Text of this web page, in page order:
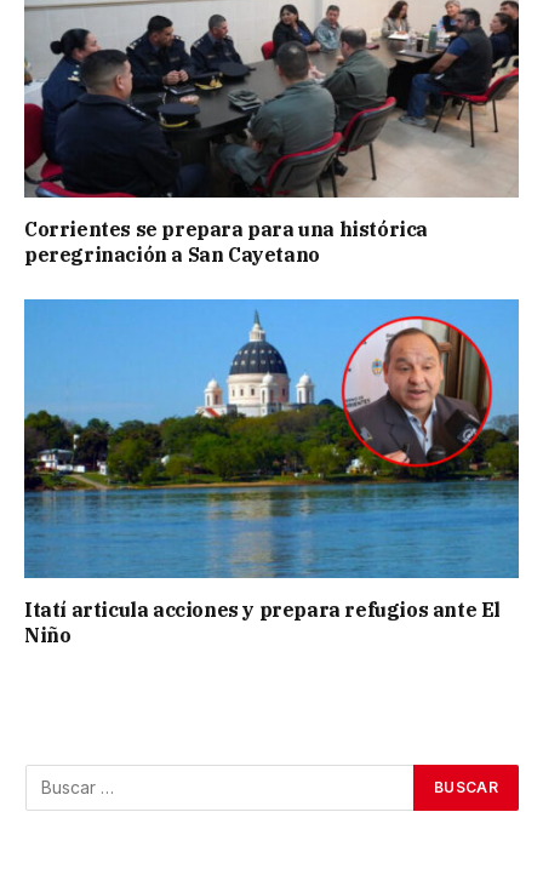
Corrientes se prepara para una histórica
peregrinación a San Cayetano
Itatí articula acciones y prepara refugios ante El
Niño